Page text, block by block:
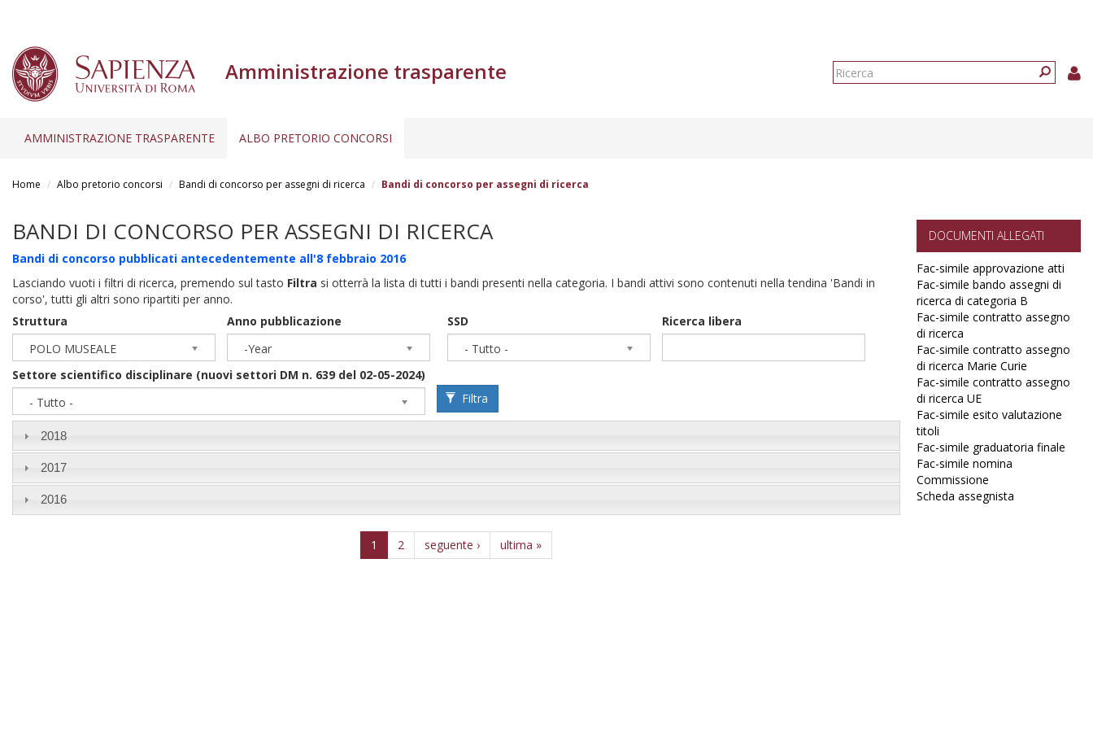
Amministrazione trasparente
Form
AMMINISTRAZIONE TRASPARENTE ALBO PRETORIO CONCORSI
Home Albo pretorio concorsi Bandi di concorso per assegni di ricerca Bandi di concorso per assegni di ricerca
BANDI DI CONCORSO PER ASSEGNI DI RICERCA
Bandi di concorso pubblicati antecedentemente all'8 febbraio 2016
Lasciando vuoti i filtri di ricerca, premendo sul tasto Filtra si otterrà la lista di tutti i bandi presenti nella categoria. I bandi attivi sono contenuti nella tendina 'Bandi in
corso', tutti gli altri sono ripartiti per anno.
Struttura
POLO MUSEALE
Anno pubblicazione
-Year
Year
SSD
- Tutto -
Ricerca libera
Settore scientifico disciplinare (nuovi settori DM n. 639 del 02-05-2024)
- Tutto -
Filtra
2018
2017
2016
1 2 seguente › ultima »
DOCUMENTI ALLEGATI
Fac-simile approvazione atti
Fac-simile bando assegni di
ricerca di categoria B
Fac-simile contratto assegno
di ricerca
Fac-simile contratto assegno
di ricerca Marie Curie
Fac-simile contratto assegno
di ricerca UE
Fac-simile esito valutazione
titoli
Fac-simile graduatoria finale
Fac-simile nomina
Commissione
Scheda assegnista